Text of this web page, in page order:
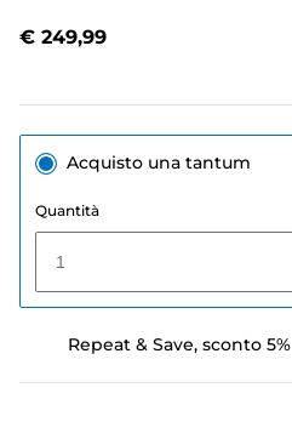
€ 249,99
Acquisto una tantum
Quantità
1
Repeat & Save, sconto 5%